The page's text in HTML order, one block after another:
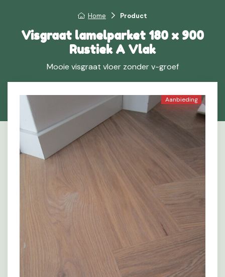
Home Product
Visgraat lamelparket 180 x 900
Rustiek A Vlak
Mooie visgraat vloer zonder v-groef
Aanbieding